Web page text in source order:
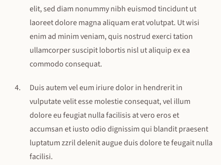
elit, sed diam nonummy nibh euismod tincidunt ut
laoreet dolore magna aliquam erat volutpat. Ut wisi
enim ad minim veniam, quis nostrud exerci tation
ullamcorper suscipit lobortis nisl ut aliquip ex ea
commodo consequat.
Duis autem vel eum iriure dolor in hendrerit in
vulputate velit esse molestie consequat, vel illum
dolore eu feugiat nulla facilisis at vero eros et
accumsan et iusto odio dignissim qui blandit praesent
luptatum zzril delenit augue duis dolore te feugait nulla
facilisi.